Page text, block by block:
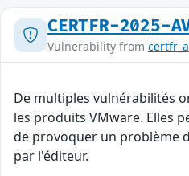
CERTFR-2025-
Vulnerability from
De multiples vulnérabilités
les produits VMware. Elles
de provoquer un problème
par l'éditeur.